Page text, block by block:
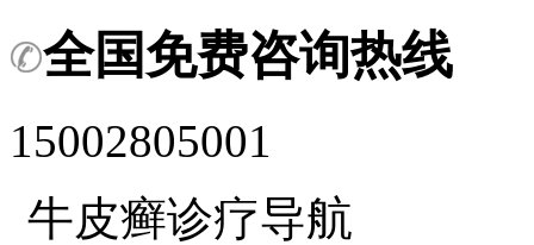
全国免费咨询热线
15002805001
牛皮癣诊疗导航